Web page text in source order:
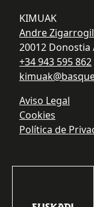
KIMUAK
Andre
20012 Donostia
+34 943 595 862
Aviso Legal
Cookies
Política de